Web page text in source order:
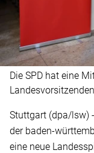
Die SPD hat eine
Stuttgart (dpa/lsw)
der baden-
eine neue